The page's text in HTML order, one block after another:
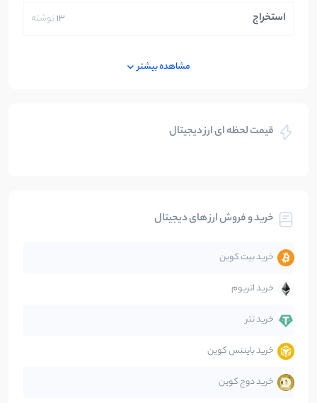
استخراج 13نوشته
بلاکچین
تحلیل
جهان
دیفای
صرافی‌ها
قانون‌گذاری
مشاهده بیشتر
قیمت لحظه ای ارز دیجیتال
خرید و فروش ارز های دیجیتال
خرید بیت کوین
خرید اتریوم
خرید تتر
خرید بایننس کوین
خرید دوج کوین